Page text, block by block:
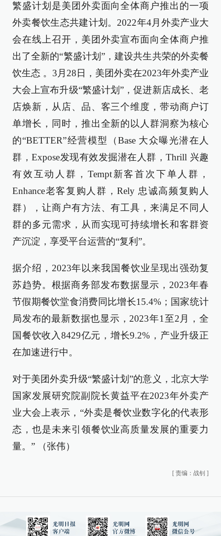
繁盛计划是美团外卖面向全体商户推出的一项
外卖餐饮生态共建计划。2022年4月外卖产业大
会在线上召开，美团外卖宣布面向全体商户推
出了全新的“繁盛计划”，建设共生共荣的外卖餐
饮生态 。3月28日，美团外卖在2023年外卖产业
大会上宣布升级“繁盛计划”，促进新店成长、老
店焕新，从店、品、客三个维度，带动商户订
单增长，同时，推出全新的以人群洞察为核心
的“BETTER”经营模型（Base 大众曝光潜在人
群，Expose发现有效发掘潜在人群，Thrill 兴趣
有效互动人群，Tempt新客首次下单人群，
Enhance老客复购人群，Rely 忠诚高频复购人
群），让商户有方法、有工具，来满足不同人
群的多元需求，从而实现可持续增长和客群资
产沉淀，享受平台运营的“复利”。
据介绍，2023年以来我国餐饮业呈现出强劲复
苏趋势。根据商务部发布数据显示，2023年春
节假期餐饮堂食消费同比增长15.4%；国家统计
局发布的最新数据也显示，2023年1至2月，全
国餐饮收入8429亿元，增长9.2%，产业升级正
在加速进行中。
对于美团外卖升级“繁盛计划”的意义，北京大学
国家发展研究院副院长黄益平在2023年外卖产
业大会上表示，“外卖是餐饮业数字化的代表形
态，也是未来引领餐饮业高质量发展的重要力
量。” （张伟）
[ 责编：战钊 ]